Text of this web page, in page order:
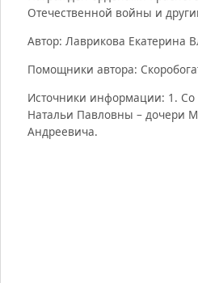
Отечественной войны и
Автор: Лаврикова Екатерина
Помощники автора:
Источники информации: 1. Со
Натальи Павловны – дочери
Андреевича.